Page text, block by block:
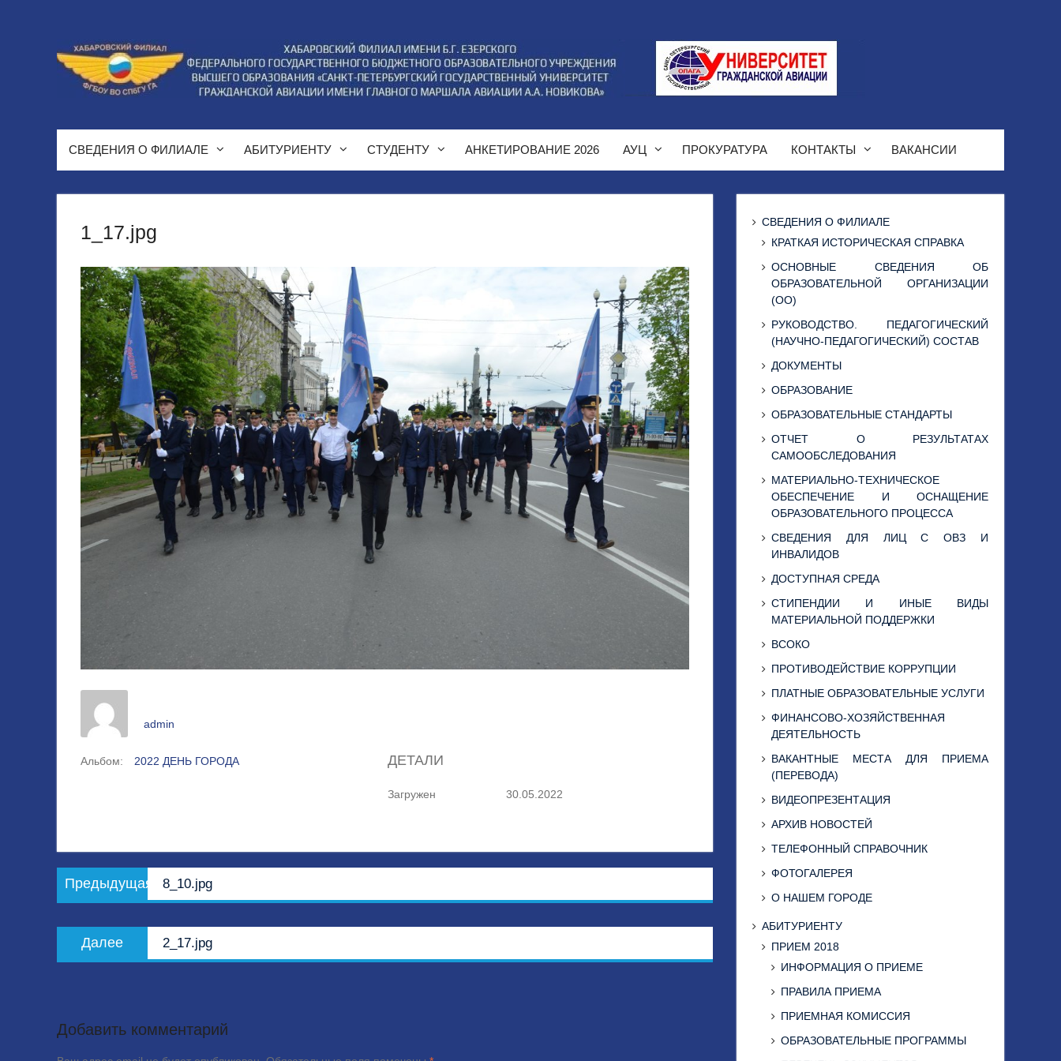
СВЕДЕНИЯ О ФИЛИАЛЕ АБИТУРИЕНТУ СТУДЕНТУ АНКЕТИРОВАНИЕ 2026 АУЦ ПРОКУРАТУРА КОНТАКТЫ ВАКАНСИИ
1_17.jpg
admin
Альбом: 2022 ДЕНЬ ГОРОДА ДЕТАЛИ
Загружен 30.05.2022
Навигация
по
Предыдущая
Предыдущая
запись:
8_10.jpg
Далее
Следующая
запись:
2_17.jpg
Добавить комментарий
СВЕДЕНИЯ О ФИЛИАЛЕ
КРАТКАЯ ИСТОРИЧЕСКАЯ СПРАВКА
ОСНОВНЫЕ СВЕДЕНИЯ ОБ
ОБРАЗОВАТЕЛЬНОЙ ОРГАНИЗАЦИИ
(ОО)
РУКОВОДСТВО. ПЕДАГОГИЧЕСКИЙ
(НАУЧНО-ПЕДАГОГИЧЕСКИЙ) СОСТАВ
ДОКУМЕНТЫ
ОБРАЗОВАНИЕ
ОБРАЗОВАТЕЛЬНЫЕ СТАНДАРТЫ
ОТЧЕТ О РЕЗУЛЬТАТАХ
САМООБСЛЕДОВАНИЯ
МАТЕРИАЛЬНО-ТЕХНИЧЕСКОЕ
ОБЕСПЕЧЕНИЕ И ОСНАЩЕНИЕ
ОБРАЗОВАТЕЛЬНОГО ПРОЦЕССА
СВЕДЕНИЯ ДЛЯ ЛИЦ С ОВЗ И
ИНВАЛИДОВ
ДОСТУПНАЯ СРЕДА
СТИПЕНДИИ И ИНЫЕ ВИДЫ
МАТЕРИАЛЬНОЙ ПОДДЕРЖКИ
ВСОКО
ПРОТИВОДЕЙСТВИЕ КОРРУПЦИИ
ПЛАТНЫЕ ОБРАЗОВАТЕЛЬНЫЕ УСЛУГИ
ФИНАНСОВО-ХОЗЯЙСТВЕННАЯ
ДЕЯТЕЛЬНОСТЬ
ВАКАНТНЫЕ МЕСТА ДЛЯ ПРИЕМА
(ПЕРЕВОДА)
ВИДЕОПРЕЗЕНТАЦИЯ
АРХИВ НОВОСТЕЙ
ТЕЛЕФОННЫЙ СПРАВОЧНИК
ФОТОГАЛЕРЕЯ
О НАШЕМ ГОРОДЕ
АБИТУРИЕНТУ
ПРИЕМ 2018
ИНФОРМАЦИЯ О ПРИЕМЕ
ПРАВИЛА ПРИЕМА
ПРИЕМНАЯ КОМИССИЯ
ОБРАЗОВАТЕЛЬНЫЕ ПРОГРАММЫ